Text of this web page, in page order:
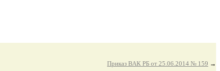
Приказ ВАК РБ от 25.06.2014 № 159 →